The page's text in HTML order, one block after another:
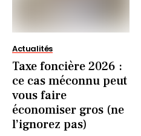
Actualités
Taxe foncière 2026 :
ce cas méconnu peut
vous faire
économiser gros (ne
l’ignorez pas)